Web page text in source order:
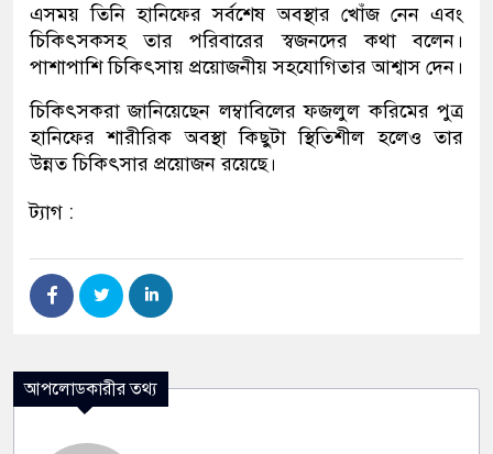
এসময় তিনি হানিফের সর্বশেষ অবস্থার খোঁজ নেন এবং
চিকিৎসকসহ তার পরিবারের স্বজনদের কথা বলেন।
পাশাপাশি চিকিৎসায় প্রয়োজনীয় সহযোগিতার আশ্বাস দেন।
চিকিৎসকরা জানিয়েছেন লম্বাবিলের ফজলুল করিমের পুত্র
হানিফের শারীরিক অবস্থা কিছুটা স্থিতিশীল হলেও তার
উন্নত চিকিৎসার প্রয়োজন রয়েছে।
ট্যাগ :
আপলোডকারীর তথ্য